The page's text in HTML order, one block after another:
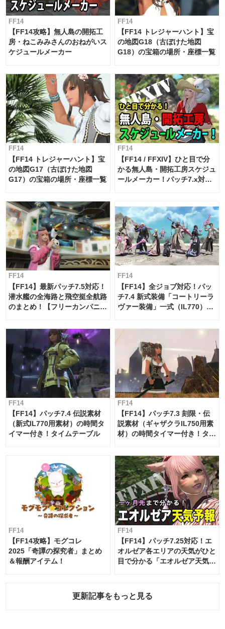
FF14
【FF14攻略】無人島の開拓工
房・ねこみみさんのおねがいス
ケジュールメーカー
FF14
【FF14 トレジャーハント】宝
の地図G18（古ぼけた地図
G18）の宝箱の場所・座標一覧
FF14
【FF14 トレジャーハント】宝
の地図G17（古ぼけた地図
G17）の宝箱の場所・座標一覧
FF14
【FF14 / FFXIV】ひと目で分
かる無人島・開拓工房スケジュ
ールメーカー！パッチ7.x対応
FF14
【FF14】最新パッチ7.5対応！
潜水艦の全海路と飛空挺全航路
のまとめ！【フリーカンパニ
FF14
【FF14】全ジョブ対応！パッ
チ7.4 新式装備「コートリーラ
ヴァー装備」一式（IL770）の
FF14
【FF14】パッチ7.4 伝説素材
（新式IL770用素材）の時間タ
イマー付き！タイムテーブル
FF14
【FF14】パッチ7.3 刻限・伝
説素材（ギャザクラIL750用素
材）の時間タイマー付き！タイ
FF14
【FF14攻略】モグコレ
2025「奇譚の探究者」まとめ
＆報酬アイテム！
FF14
【FF14】パッチ7.25対応！エ
オルゼア各エリアの天気がひと
目で分かる「エオルゼア天気予
更新記事をもっと見る